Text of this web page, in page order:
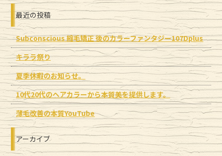
最近の投稿
Subconscious 縮毛矯正 後のカラーファンタジー107Dplus
キララ祭り
夏季休暇のお知らせ。
10代20代のヘアカラーから本質美を提供します。
薄毛改善の本質YouTube
アーカイブ